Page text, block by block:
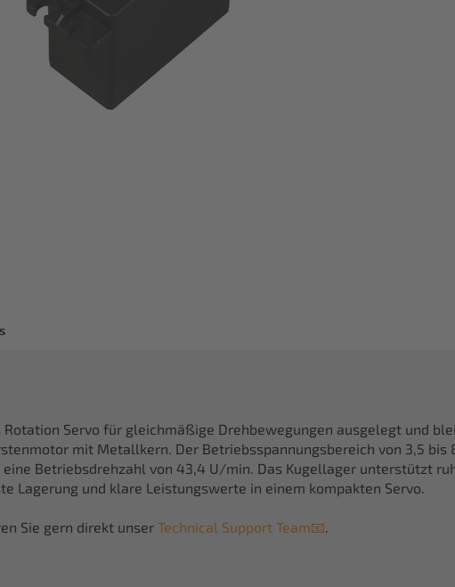
Rotation Servo für gleichmäßige Drehbewegungen ausgelegt und
mit Metallkern. Der Betriebsspannungsbereich von 3,5 bis
Betriebsdrehzahl von 43,4 U/min. Das Kugellager unterstützt
Lagerung und klare Leistungswerte in einem kompakten Servo.
Sie gern direkt unser Technical Support Team📧.